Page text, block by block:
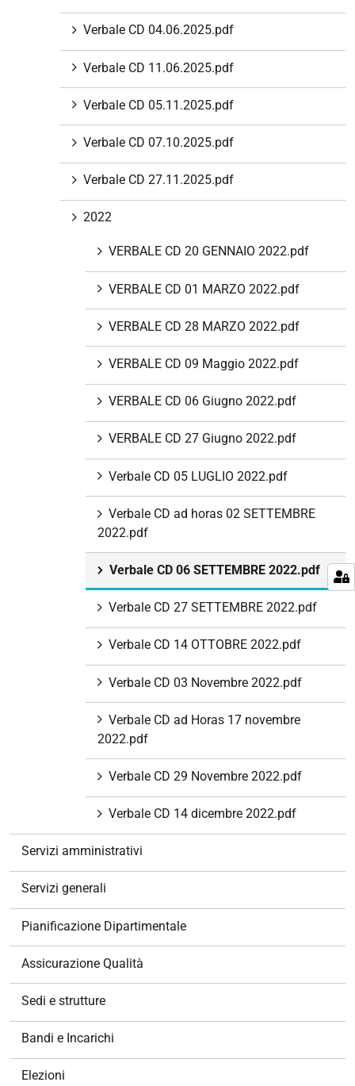
Verbale CD 04.06.2025.pdf
Verbale CD 11.06.2025.pdf
Verbale CD 05.11.2025.pdf
Verbale CD 07.10.2025.pdf
Verbale CD 27.11.2025.pdf
2022
VERBALE CD 20 GENNAIO 2022.pdf
VERBALE CD 01 MARZO 2022.pdf
VERBALE CD 28 MARZO 2022.pdf
VERBALE CD 09 Maggio 2022.pdf
VERBALE CD 06 Giugno 2022.pdf
VERBALE CD 27 Giugno 2022.pdf
Verbale CD 05 LUGLIO 2022.pdf
Verbale CD ad horas 02 SETTEMBRE
2022.pdf
Verbale CD 06 SETTEMBRE 2022.pdf
Verbale CD 27 SETTEMBRE 2022.pdf
Verbale CD 14 OTTOBRE 2022.pdf
Verbale CD 03 Novembre 2022.pdf
Verbale CD ad Horas 17 novembre
2022.pdf
Verbale CD 29 Novembre 2022.pdf
Verbale CD 14 dicembre 2022.pdf
Servizi amministrativi
Servizi generali
Pianificazione Dipartimentale
Assicurazione Qualità
Sedi e strutture
Bandi e Incarichi
Elezioni